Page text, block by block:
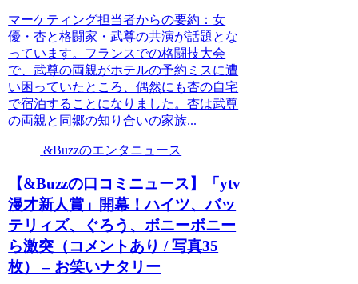
マーケティング担当者からの要約：女
優・杏と格闘家・武尊の共演が話題とな
っています。フランスでの格闘技大会
で、武尊の両親がホテルの予約ミスに遭
い困っていたところ、偶然にも杏の自宅
で宿泊することになりました。杏は武尊
の両親と同郷の知り合いの家族...
&Buzzのエンタニュース
【&Buzzの口コミニュース】「ytv
漫才新人賞」開幕！ハイツ、バッ
テリィズ、ぐろう、ボニーボニー
ら激突（コメントあり / 写真35
枚） – お笑いナタリー